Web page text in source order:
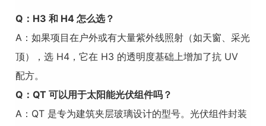
Q：H3 和 H4 怎么选？
A：如果项目在户外或有大量紫外线照射（如天窗、采光
顶），选 H4，它在 H3 的透明度基础上增加了抗 UV
配方。
Q：QT 可以用于太阳能光伏组件吗？
A：QT 是专为建筑夹层玻璃设计的型号。光伏组件封装